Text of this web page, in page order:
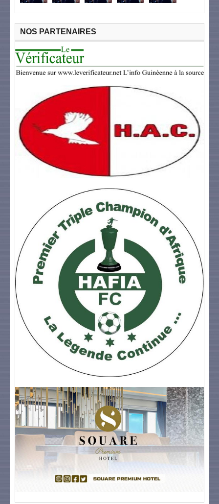
NOS PARTENAIRES